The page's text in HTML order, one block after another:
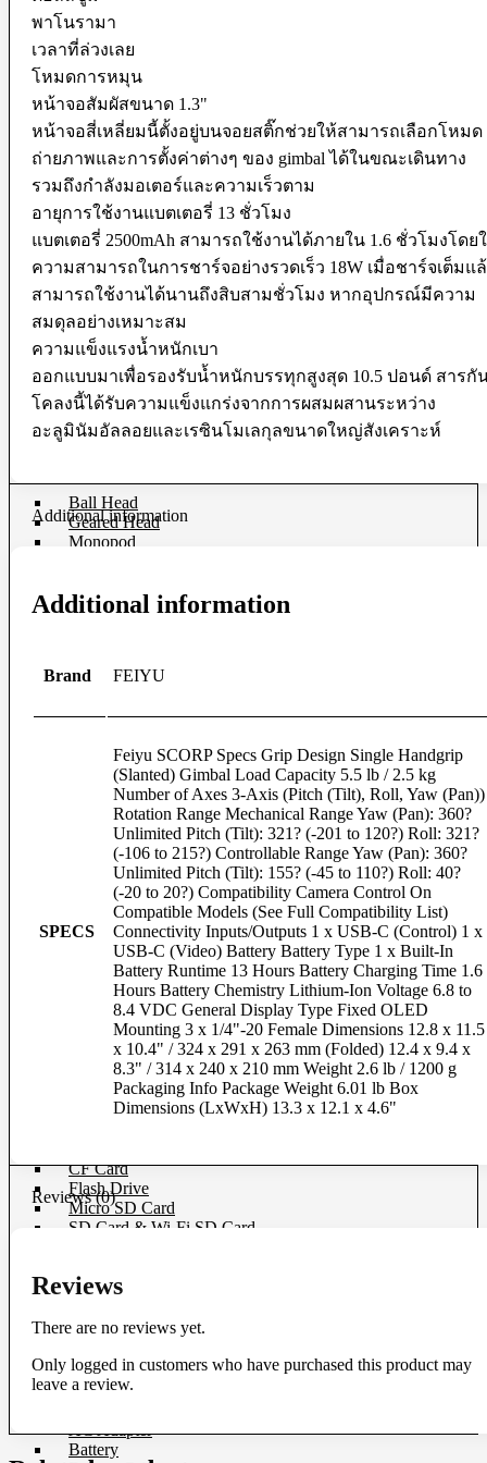
Protection Gear
Cable Protector
Dry Cabinet
Housing
LCD Screen Protector
Silicone Case
Silica Gel
Vacuum Box
Maintenance
Air Blower
Cleaning Cloth
Clever Cleaner
Cleaning Kits
Cleaning Paper
Film Cleaning Supplies
Lenses Cleaner
Maintenance Cartridge
Sensor Cleaner
Ball Head
Geared Head
Monopod
Smartphone Clamp
Star Tracker
Clip Filter Sensor
Eyecup & Eyepiece
File Transmitter
GPS Unit
Hand Grip
Hot Shoe Cover
Light Meter
Remote
Shutter Release
USB Cable
Viewfinder
Camera Strap
Hand Strap
Quick Strap
Wrist Strap
CF Card
Flash Drive
Micro SD Card
SD Card & Wi-Fi SD Card
Memory Card Accessories
Card Reader
Memory Card Adapter
Memory Card Holder
Power
AC Adapter
Battery
พาโนรามา
เวลาที่ล่วงเลย
โหมดการหมุน
หน้าจอสัมผัสขนาด 1.3"
หน้าจอสี่เหลี่ยมนี้ตั้งอยู่บนจอยสติ๊กช่วยให้สามารถเลือกโหมด
ถ่ายภาพและการตั้งค่าต่างๆ ของ gimbal ได้ในขณะเดินทาง
รวมถึงกำลังมอเตอร์และความเร็วตาม
อายุการใช้งานแบตเตอรี่ 13 ชั่วโมง
แบตเตอรี่ 2500mAh สามารถใช้งานได้ภายใน 1.6 ชั่วโมงโดย
ความสามารถในการชาร์จอย่างรวดเร็ว 18W เมื่อชาร์จเต็มแ
สามารถใช้งานได้นานถึงสิบสามชั่วโมง หากอุปกรณ์มีความ
สมดุลอย่างเหมาะสม
ความแข็งแรงน้ำหนักเบา
ออกแบบมาเพื่อรองรับน้ำหนักบรรทุกสูงสุด 10.5 ปอนด์ สารกั
โคลงนี้ได้รับความแข็งแกร่งจากการผสมผสานระหว่าง
อะลูมินัมอัลลอยและเรซินโมเลกุลขนาดใหญ่สังเคราะห์
Additional information
Additional information
Brand FEIYU
SPECS
Feiyu SCORP Specs Grip Design Single Handgrip
(Slanted) Gimbal Load Capacity 5.5 lb / 2.5 kg
Number of Axes 3-Axis (Pitch (Tilt), Roll, Yaw (Pan))
Rotation Range Mechanical Range Yaw (Pan): 360?
Unlimited Pitch (Tilt): 321? (-201 to 120?) Roll: 321?
(-106 to 215?) Controllable Range Yaw (Pan): 360?
Unlimited Pitch (Tilt): 155? (-45 to 110?) Roll: 40?
(-20 to 20?) Compatibility Camera Control On
Compatible Models (See Full Compatibility List)
Connectivity Inputs/Outputs 1 x USB-C (Control) 1 x
USB-C (Video) Battery Battery Type 1 x Built-In
Battery Runtime 13 Hours Battery Charging Time 1.6
Hours Battery Chemistry Lithium-Ion Voltage 6.8 to
8.4 VDC General Display Type Fixed OLED
Mounting 3 x 1/4"-20 Female Dimensions 12.8 x 11.5
x 10.4" / 324 x 291 x 263 mm (Folded) 12.4 x 9.4 x
8.3" / 314 x 240 x 210 mm Weight 2.6 lb / 1200 g
Packaging Info Package Weight 6.01 lb Box
Dimensions (LxWxH) 13.3 x 12.1 x 4.6"
Reviews (0)
Reviews
There are no reviews yet.
Only logged in customers who have purchased this product may
leave a review.